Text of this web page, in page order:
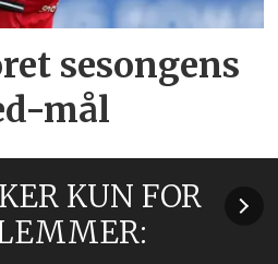
sesongens
mål
KUN FOR